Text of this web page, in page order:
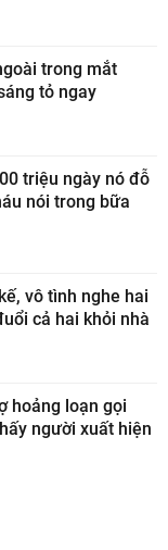
trong mắt
tỏ ngay
triệu ngày nó đỗ
nói trong bữa
vô tình nghe hai
cả hai khỏi nhà
hoảng loạn gọi
người xuất hiện